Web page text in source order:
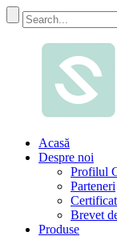
Acasă
Despre noi
Profilul
Parteneri
Brevet
Produse